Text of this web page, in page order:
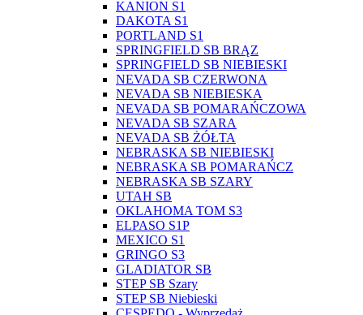
KANION S1
DAKOTA S1
PORTLAND S1
SPRINGFIELD SB BRĄZ
SPRINGFIELD SB NIEBIESKI
NEVADA SB CZERWONA
NEVADA SB NIEBIESKA
NEVADA SB POMARAŃCZOWA
NEVADA SB SZARA
NEVADA SB ŻÓŁTA
NEBRASKA SB NIEBIESKI
NEBRASKA SB POMARAŃCZ
NEBRASKA SB SZARY
UTAH SB
OKLAHOMA TOM S3
ELPASO S1P
MEXICO S1
GRINGO S3
GLADIATOR SB
STEP SB Szary
STEP SB Niebieski